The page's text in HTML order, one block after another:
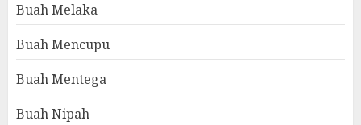
Buah Melaka
Buah Mencupu
Buah Mentega
Buah Nipah